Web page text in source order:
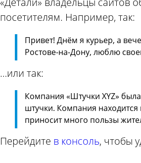
посетителям. Например, так:
Привет! Днём я курьер, а
Ростове-на-Дону, люблю
…или так:
Компания «Штучки XYZ»
штучки. Компания находится
приносит много пользы
Перейдите в консоль, чтобы